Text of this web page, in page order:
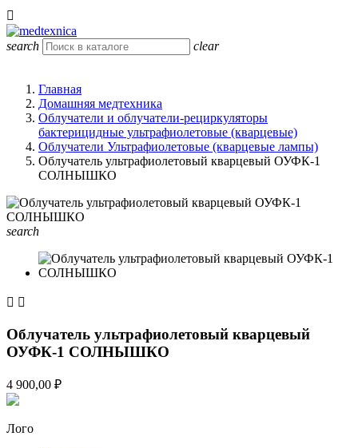

search clear
Главная
Домашняя медтехника
Облучатели и облучатели-рециркуляторы
бактерицидные ультрафиолетовые (кварцевые)
Облучатели Ультрафиолетовые (кварцевые лампы)
Облучатель ультрафиолетовый кварцевый ОУФК-1
СОЛНЫШКО
search
 
Облучатель ультрафиолетовый кварцевый
ОУФК-1 СОЛНЫШКО
4 900,00 ₽
Лого